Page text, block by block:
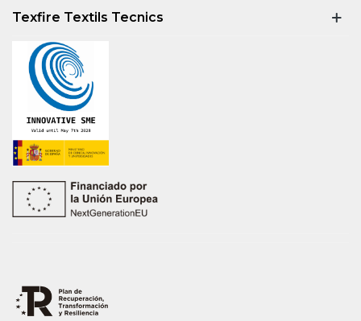
Texfire Textils Tecnics